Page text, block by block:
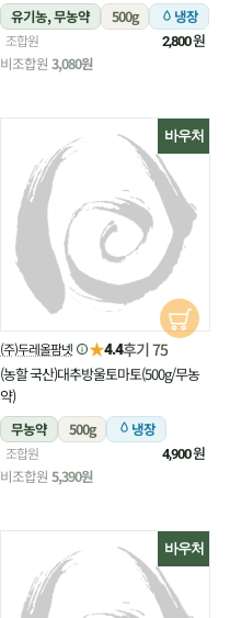
유기농, 무농약 500g 냉장
조합원 2,800원
비조합원 3,080원
바우처
(주)두레올팜넷 ★4.4후기 75
(농할 국산)대추방울토마토(500g/무농
약)
무농약
500g 냉장
조합원 4,900원
비조합원 5,390원
바우처